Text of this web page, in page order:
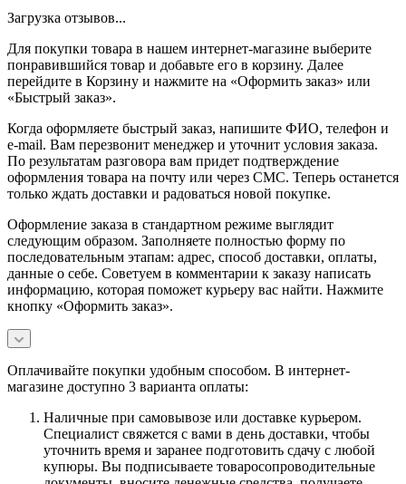
Загрузка отзывов...
Для покупки товара в нашем интернет-магазине выберите
понравившийся товар и добавьте его в корзину. Далее
перейдите в Корзину и нажмите на «Оформить заказ» или
«Быстрый заказ».
Когда оформляете быстрый заказ, напишите ФИО, телефон и
e-mail. Вам перезвонит менеджер и уточнит условия заказа.
По результатам разговора вам придет подтверждение
оформления товара на почту или через СМС. Теперь останется
только ждать доставки и радоваться новой покупке.
Оформление заказа в стандартном режиме выглядит
следующим образом. Заполняете полностью форму по
последовательным этапам: адрес, способ доставки, оплаты,
данные о себе. Советуем в комментарии к заказу написать
информацию, которая поможет курьеру вас найти. Нажмите
кнопку «Оформить заказ».
Оплачивайте покупки удобным способом. В интернет-
магазине доступно 3 варианта оплаты:
Наличные при самовывозе или доставке курьером.
Специалист свяжется с вами в день доставки, чтобы
уточнить время и заранее подготовить сдачу с любой
купюры. Вы подписываете товаросопроводительные